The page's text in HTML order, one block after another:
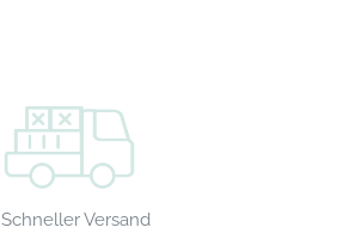
Schneller Versand